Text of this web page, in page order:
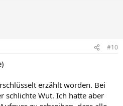
#10
erzählt worden. Bei
schlichte Wut. Ich hatte aber